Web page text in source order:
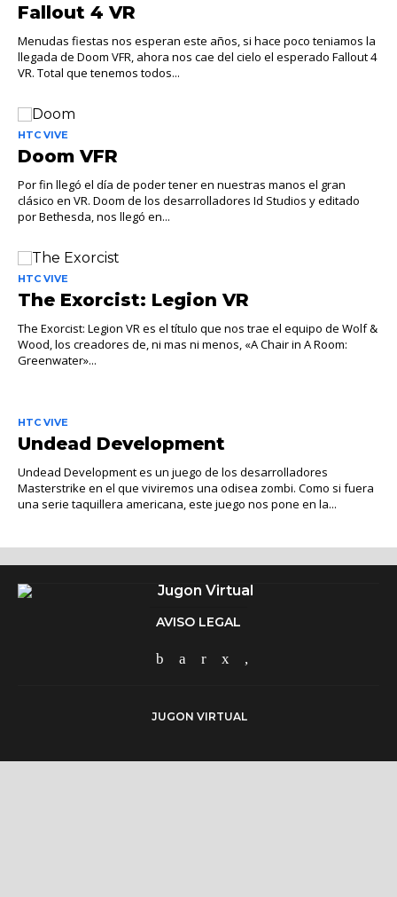
Fallout 4 VR
Menudas fiestas nos esperan este años, si hace poco teniamos la
llegada de Doom VFR, ahora nos cae del cielo el esperado Fallout 4
VR. Total que tenemos todos...
HTC VIVE
Doom VFR
Por fin llegó el día de poder tener en nuestras manos el gran
clásico en VR. Doom de los desarrolladores Id Studios y editado
por Bethesda, nos llegó en...
HTC VIVE
The Exorcist: Legion VR
The Exorcist: Legion VR es el título que nos trae el equipo de Wolf &
Wood, los creadores de, ni mas ni menos, «A Chair in A Room:
Greenwater»...
HTC VIVE
Undead Development
Undead Development es un juego de los desarrolladores
Masterstrike en el que viviremos una odisea zombi. Como si fuera
una serie taquillera americana, este juego nos pone en la...
AVISO LEGAL
JUGON VIRTUAL